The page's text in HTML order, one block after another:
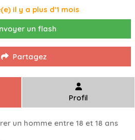
il y a plus d'1 mois
un flash
Partagez
Profil
un homme entre 18 et 18 ans